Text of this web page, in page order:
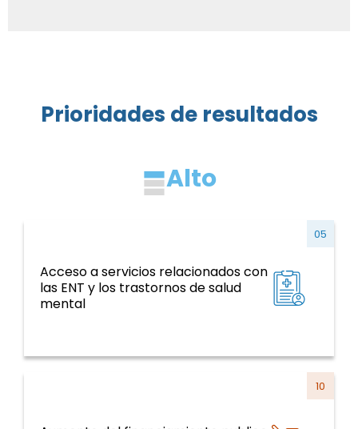
Prioridades de resultados
Alto
Acceso a servicios relacionados con
las ENT y los trastornos de salud
mental
05
ENT y factores de riesgo, salud mental,
violencia y traumatismo
10